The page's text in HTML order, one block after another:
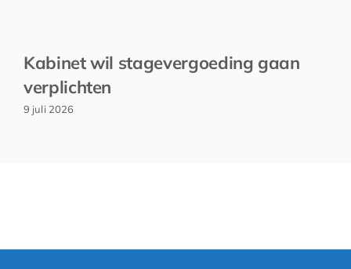
Kabinet wil stagevergoeding gaan
verplichten
9 juli 2026